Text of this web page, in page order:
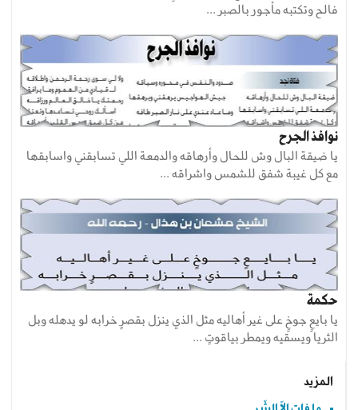
فالح وتكتبه مأجور بالصبر ...
نوافذ الجرح
يا ضيقة البال وش للحال وأرهاقه والدمعة اللي تسابقني واسابقها
مع كل غيبة شفق للشمس واشراقه ...
حكمة
يا بايعٍ جوخٍ على غير أهاليه مثل الذي ينزل بقصرٍ خرابه لو يدهله وبل
الثريا ويسقيه ويمطر بياقوتٍ ...
المزيد